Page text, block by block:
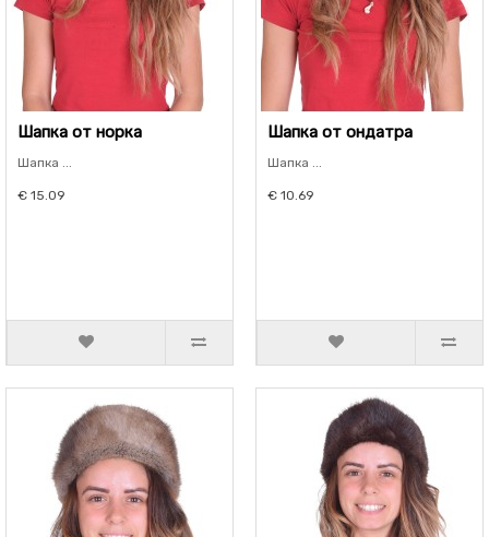
Шапка от норка
Шапка ...
€ 15.09
Шапка от ондатра
Шапка ...
€ 10.69